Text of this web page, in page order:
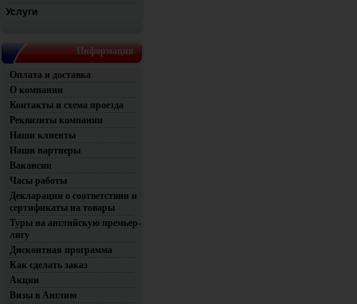
Услуги
Информация
Оплата и доставка
О компании
Контакты и схема проезда
Реквизиты компании
Наши клиенты
Наши партнеры
Вакансии
Часы работы
Декларации о соответствии и
сертификаты на товары
Туры на английскую премьер-
лигу
Дисконтная программа
Как сделать заказ
Акции
Визы в Англию